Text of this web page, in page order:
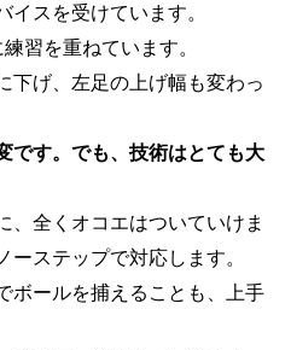
イスを受けています。
習を重ねています。
下げ、左足の上げ幅も変わっ
です。でも、技術はとても大
、全くオコエはついていけま
ステップで対応します。
ボールを捕えることも、上手